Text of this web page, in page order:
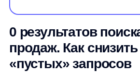
0 результатов поиска = 0
«пустых» запросов
и увеличить конверсию
интернет-магазина